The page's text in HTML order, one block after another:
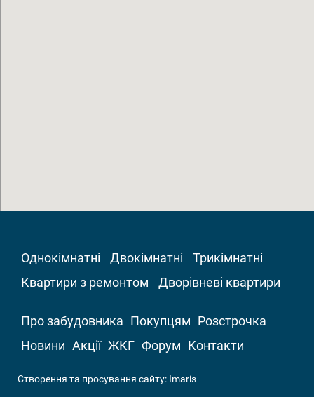
Однокімнатні Двокімнатні
Трикімнатні
Квартири з ремонтом
Дворівневі квартири
Про забудовника Покупцям Розстрочка
Новини Акції ЖКГ Форум Контакти
Створення та просування сайту: Imaris